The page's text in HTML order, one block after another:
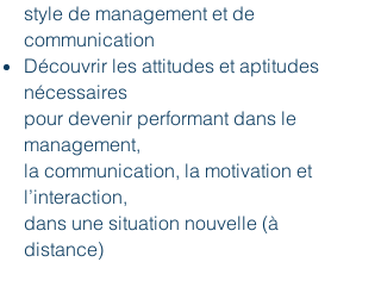
style de management et de
communication
Découvrir les attitudes et aptitudes
nécessaires
pour devenir performant dans le
management,
la communication, la motivation et
l’interaction,
dans une situation nouvelle (à
distance)